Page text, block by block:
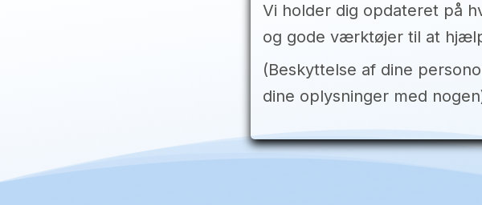
Vi holder dig opdateret på
og gode værktøjer til at
(Beskyttelse af dine
dine oplysninger med